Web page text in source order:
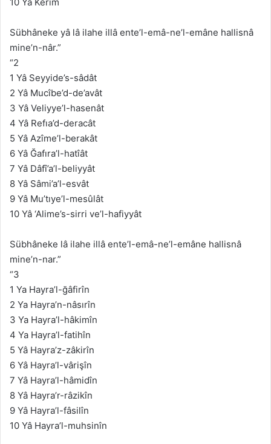
Sübhâneke yâ lâ ilahe illâ ente’l-emâ-ne’l-emâne hallisnâ
mine’n-nâr.”
“2
1 Yâ Seyyide’s-sâdât
2 Yâ Mucîbe’d-de’avât
3 Yâ Veliyye’l-hasenât
4 Yâ Refıa’d-deracât
5 Yâ Azîme’l-berakât
6 Yâ Ğafıra’l-hatîât
7 Yâ Dâfî’a’l-beliyyât
8 Yâ Sâmi’a’l-esvât
9 Yâ Mu’tıye’l-mesûlât
10 Yâ ‘Alime’s-sirri ve’l-hafiyyât
Sübhâneke lâ ilahe illâ ente’l-emâ-ne’l-emâne hallisnâ
mine’n-nar.”
“3
1 Ya Hayra’l-ğâfirîn
2 Ya Hayra’n-nâsırîn
3 Ya Hayra’l-hâkimîn
4 Ya Hayra’l-fatihîn
5 Yâ Hayra’z-zâkirîn
6 Yâ Hayra’l-vârişîn
7 Yâ Hayra’l-hâmidîn
8 Yâ Hayra’r-râzikîn
9 Yâ Hayra’l-fâsilîn
10 Yâ Hayra’l-muhsinîn